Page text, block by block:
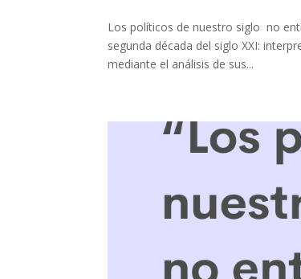
Los políticos de nuestro siglo no
segunda década del siglo XXI:
mediante el análisis de sus...